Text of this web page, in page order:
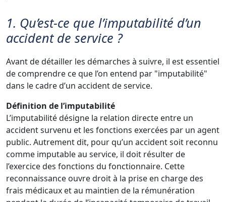
1. Qu’est-ce que l’imputabilité d’un
accident de service ?
Avant de détailler les démarches à suivre, il est essentiel
de comprendre ce que l’on entend par "imputabilité"
dans le cadre d’un accident de service.
Définition de l’imputabilité
L’imputabilité désigne la relation directe entre un
accident survenu et les fonctions exercées par un agent
public. Autrement dit, pour qu’un accident soit reconnu
comme imputable au service, il doit résulter de
l’exercice des fonctions du fonctionnaire. Cette
reconnaissance ouvre droit à la prise en charge des
frais médicaux et au maintien de la rémunération